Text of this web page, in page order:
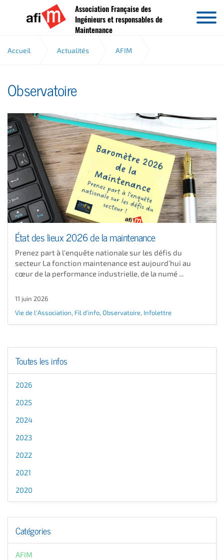
Aller au contenu
Association Française des
Ingénieurs et responsables de
Maintenance
Accueil Actualités AFIM
Observatoire
État des lieux 2026 de la maintenance
Prenez part à l'enquête nationale sur les défis du
secteur La fonction maintenance est aujourd’hui au
cœur de la performance industrielle, de la numé ...
11 juin 2026
Vie de l'Association, Fil d'info, Observatoire, Infolettre
Toutes les infos
2026
2025
2024
2023
2022
2021
2020
Catégories
AFIM